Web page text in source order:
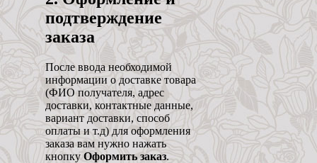
подтверждение
заказа
После ввода необходимой
информации о доставке товара
(ФИО получателя, адрес
доставки, контактные данные,
вариант доставки, способ
оплаты и т.д) для оформления
заказа вам нужно нажать
кнопкуОформить заказ.